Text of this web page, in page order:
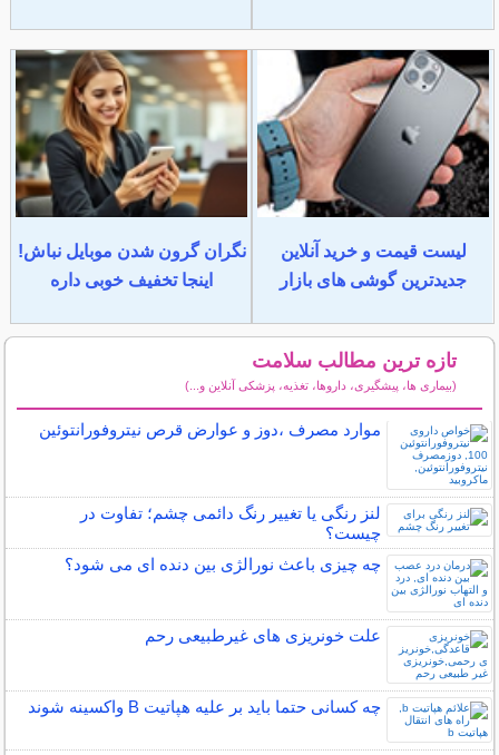
لیست قیمت و خرید آنلاین
جدیدترین گوشی های بازار
نگران گرون شدن موبایل نباش!
اینجا تخفیف خوبی داره
تازه ترین مطالب سلامت
(بیماری ها، پیشگیری، داروها، تغذیه، پزشکی آنلاین و...)
موارد مصرف ،دوز و عوارض قرص نیتروفورانتوئین
لنز رنگی یا تغییر رنگ دائمی چشم؛ تفاوت در
چیست؟
چه چیزی باعث نورالژی بین دنده ای می شود؟
علت خونریزی های غیرطبیعی رحم
چه کسانی حتما باید بر علیه هپاتیت B واکسینه شوند